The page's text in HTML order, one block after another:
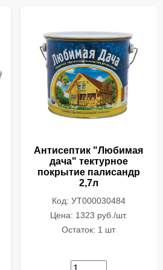
Антисептик "Любимая
дача" тектурное
покрытие палисандр
2,7л
Код: УТ000030484
Цена: 1323 руб./шт.
Остаток: 1 шт